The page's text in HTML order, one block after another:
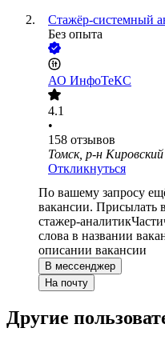
Стажёр-системный
Без опыта
АО ИнфоТеКС
4.1
•
158 отзывов
Томск, р-н Кировский
Откликнуться
По вашему запросу
вакансии. Присылать
стажер-аналитик
слова в названии
описании вакансии
В мессенджер
На почту
Другие